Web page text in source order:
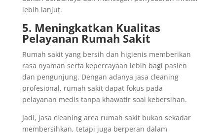
lebih lanjut.
5. Meningkatkan Kualitas
Pelayanan Rumah Sakit
Rumah sakit yang bersih dan higienis memberikan
rasa nyaman serta kepercayaan lebih bagi pasien
dan pengunjung. Dengan adanya jasa cleaning
profesional, rumah sakit dapat fokus pada
pelayanan medis tanpa khawatir soal kebersihan.
Jadi, jasa cleaning area rumah sakit bukan sekadar
membersihkan, tetapi juga berperan dalam